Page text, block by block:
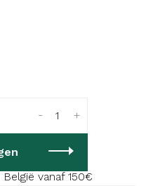
+
-
vanaf 150€